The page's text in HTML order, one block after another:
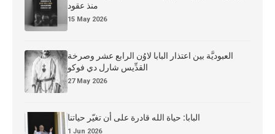
منذ عقود
15 May 2026
العبوديَّة بين اعتذار البابا لاوُن الرابع عشر وصرخة
القدِّيس شارل دي فوكو
27 May 2026
البابا: حياة الله قادرة على أن تغيّر حياتنا
1 Jun 2026